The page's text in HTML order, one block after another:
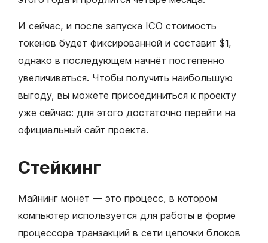
И сейчас, и после запуска ICO стоимость
токенов будет фиксированной и составит $1,
однако в последующем начнёт постепенно
увеличиваться. Чтобы получить наибольшую
выгоду, вы можете присоединиться к проекту
уже сейчас: для этого достаточно перейти на
официальный сайт проекта.
Стейкинг
Майнинг монет — это процесс, в котором
компьютер используется для работы в форме
процессора транзакций в сети цепочки блоков